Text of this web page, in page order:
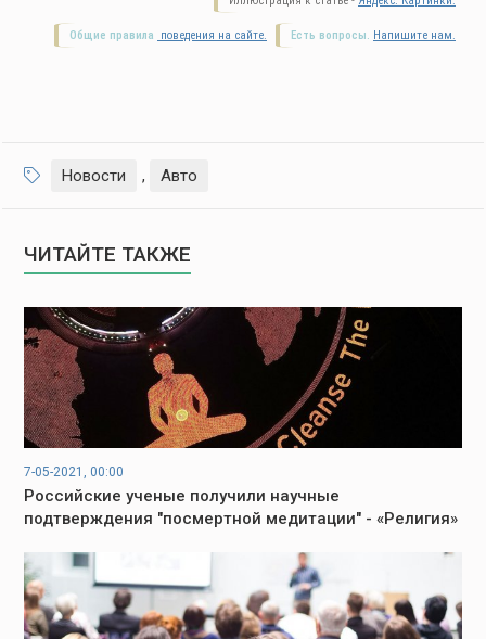
Есть вопросы. Напишите нам.
Общие правила поведения на сайте.
Новости , Авто
ЧИТАЙТЕ ТАКЖЕ
7-05-2021, 00:00
Российские ученые получили научные
подтверждения "посмертной медитации" - «Религия»